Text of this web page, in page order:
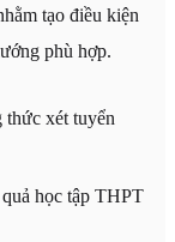
tạo điều kiện
phù hợp.
xét tuyển
học tập THPT